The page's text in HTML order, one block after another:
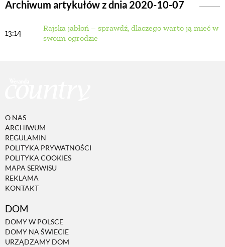
Archiwum artykułów z dnia 2020-10-07
13:14
Rajska jabłoń – sprawdź, dlaczego warto ją mieć w
swoim ogrodzie
O NAS
ARCHIWUM
REGULAMIN
POLITYKA PRYWATNOŚCI
POLITYKA COOKIES
MAPA SERWISU
REKLAMA
KONTAKT
DOM
DOMY W POLSCE
DOMY NA ŚWIECIE
URZĄDZAMY DOM
BUDUJEMY DOM
PROJEKTOWANIE OGRODU